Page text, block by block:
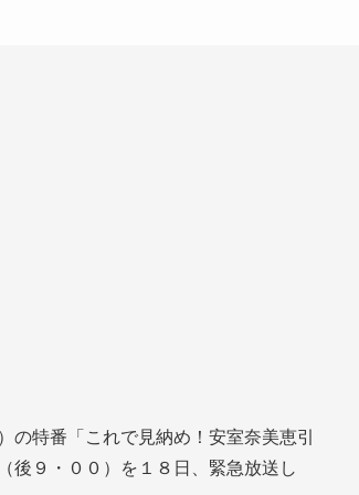
の特番「これで見納め！安室奈美恵引
後９・００）を１８日、緊急放送し